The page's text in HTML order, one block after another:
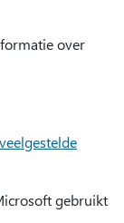
over
gebruikt